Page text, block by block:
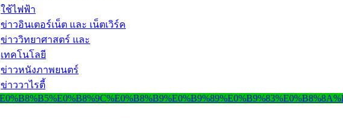
ใช้ไฟฟ้า
ข่าวอินเตอร์เน็ต และ เน็ตเวิร์ค
ข่าววิทยาศาสตร์ และ
เทคโนโลยี
ข่าวหนังภาพยนตร์
ข่าววาไรตี้